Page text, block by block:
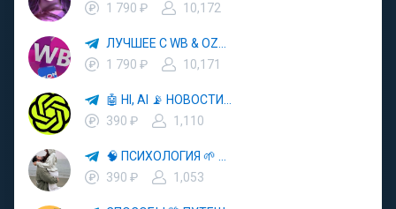
1 790 ₽
10,172
1 790 ₽
10,171
390 ₽
1,110
390 ₽
1,053